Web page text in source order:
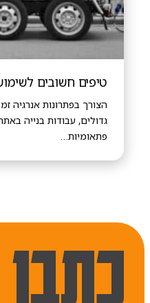
טיפים חשובים לשימוש
הצורך בפתרונות אנרגיה
גדולים, עבודות בנייה באתר
פתאומיות…
כתבו